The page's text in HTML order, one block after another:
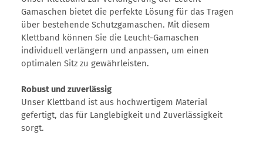
Gamaschen bietet die perfekte Lösung für das Tragen
über bestehende Schutzgamaschen. Mit diesem
Klettband können Sie die Leucht-Gamaschen
individuell verlängern und anpassen, um einen
optimalen Sitz zu gewährleisten.
Robust und zuverlässig
Unser Klettband ist aus hochwertigem Material
gefertigt, das für Langlebigkeit und Zuverlässigkeit
sorgt.